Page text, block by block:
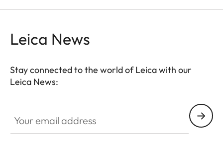
Leica News
Stay connected to the world of Leica with our
Leica News: